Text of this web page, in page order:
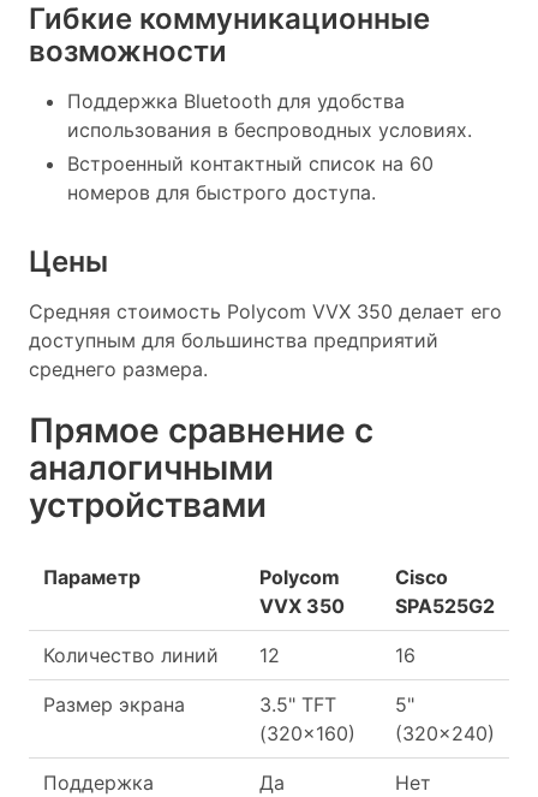
Гибкие коммуникационные
возможности
Поддержка Bluetooth для удобства
использования в беспроводных условиях.
Встроенный контактный список на 60
номеров для быстрого доступа.
Цены
Средняя стоимость Polycom VVX 350 делает его
доступным для большинства предприятий
среднего размера.
Прямое сравнение с
аналогичными
устройствами
Параметр
Polycom
VVX 350
Cisco
SPA525G2
Количество линий 12 16
Размер экрана
3.5" TFT
(320x160)
5"
(320x240)
Поддержка
Да Нет